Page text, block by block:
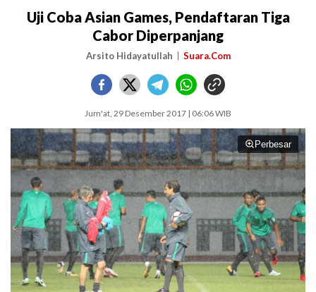
Uji Coba Asian Games, Pendaftaran Tiga
Cabor Diperpanjang
Arsito Hidayatullah Suara.Com
Jum'at, 29 Desember 2017 | 06:06 WIB
Perbesar